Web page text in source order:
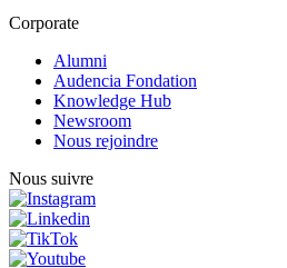
Corporate
Alumni
Audencia Fondation
Knowledge Hub
Newsroom
Nous rejoindre
Nous suivre